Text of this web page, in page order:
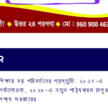
বড় পরিবর্তনের প্রস্তুতি: ২০২৭-এ
২০২৮-এ নতুন পাঠ্যক্রম চালুর
সরকারের